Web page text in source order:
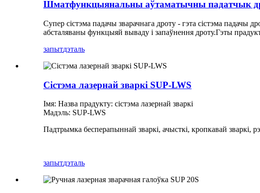
Шматфункцыянальны аўтаматычны падатчык
Супер сістэма падачы зварачнага дроту - гэта сістэма падачы
абсталяваны функцыяй вываду і запаўнення дроту.Гэты
запытдэталь
Сістэма лазернай зваркі SUP-LWS
Імя: Назва прадукту: сістэма лазернай зваркі
Мадэль: SUP-LWS
Падтрымка бесперапыннай зваркі, ачысткі, кропкавай зваркі,
запытдэталь